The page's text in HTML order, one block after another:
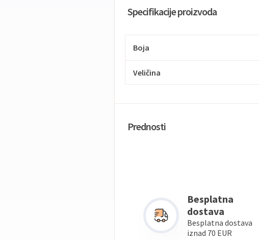
Specifikacije proizvoda
Boja
Veličina
Prednosti
Besplatna
dostava
Besplatna dostava
iznad 70 EUR